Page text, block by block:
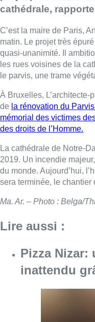
cathédrale,
C’est la maire de Paris,
matin. Le projet très
quasi-unanimité. Il
les rues voisines de la
le parvis, une trame
À Bruxelles, L’architecte-
de la rénovation du
mémorial des victimes
des droits de l’Homme.
La cathédrale de Notre-
2019. Un incendie
du monde. Aujourd’hui,
sera terminée, le chantier
Ma. Ar. – Photo : Belga/
Lire aussi :
Pizza Nizar:
inattendu